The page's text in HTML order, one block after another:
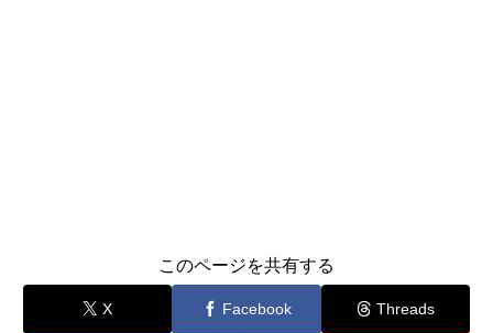
このページを共有する
X Facebook Threads